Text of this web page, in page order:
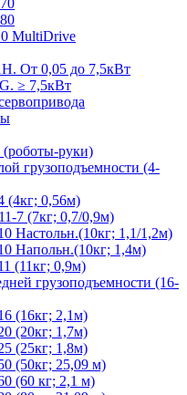
MultiDrive
От 0,05 до 7,5кВт
≥ 7,5кВт
(роботы-руки)
грузоподъемности (4-
(4кг; 0,56м)
7 (7кг; 0,7/0,9м)
Настольн.(10кг; 1,1/1,2м)
Напольн.(10кг; 1,4м)
(11кг; 0,9м)
грузоподъемности (16-
(16кг; 2,1м)
(20кг; 1,7м)
(25кг; 1,8м)
(50кг; 25,09 м)
(60 кг; 2,1 м)